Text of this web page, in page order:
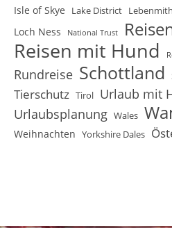
Isle of Skye Lake District
Loch Ness National Trust
Reisen mit Hund
Rundreise Schottland
Tierschutz Tirol Urlaub mit
Urlaubsplanung Wales
Weihnachten Yorkshire Dales